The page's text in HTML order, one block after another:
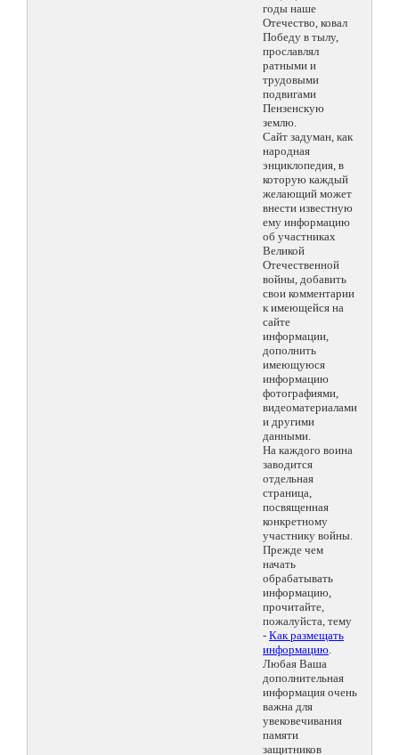
годы наше
Отечество, ковал
Победу в тылу,
прославлял
ратными и
трудовыми
подвигами
Пензенскую
землю.
Сайт задуман, как
народная
энциклопедия, в
которую каждый
желающий может
внести известную
ему информацию
об участниках
Великой
Отечественной
войны, добавить
свои комментарии
к имеющейся на
сайте
информации,
дополнить
имеющуюся
информацию
фотографиями,
видеоматериалами
и другими
данными.
На каждого воина
заводится
отдельная
страница,
посвященная
конкретному
участнику войны.
Прежде чем
начать
обрабатывать
информацию,
прочитайте,
пожалуйста, тему
- Как размещать
информацию.
Любая Ваша
дополнительная
информация очень
важна для
увековечивания
памяти
защитников